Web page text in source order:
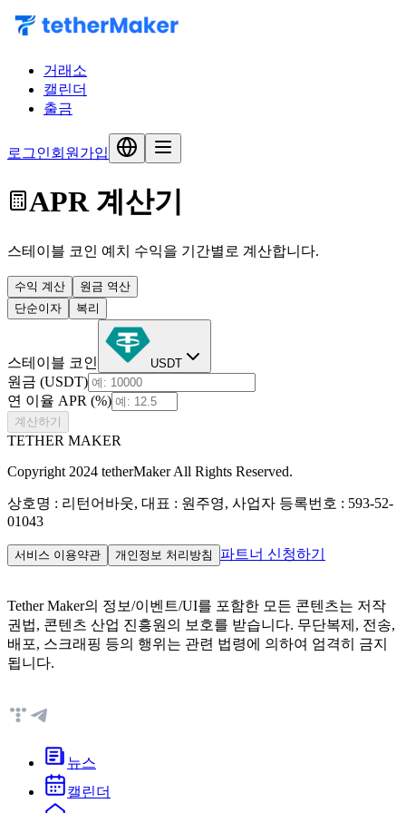
거래소
캘린더
출금
로그인회원가입
APR 계산기
스테이블 코인 예치 수익을 기간별로 계산합니다.
수익 계산
원금 역산
단순이자
복리
스테이블 코인 USDT
원금 (USDT)
연 이율 APR (%)
계산하기
TETHER MAKER
Copyright 2024 tetherMaker All Rights Reserved.
상호명 : 리턴어바웃, 대표 : 원주영, 사업자 등록번호 : 593-52-
01043
서비스 이용약관 개인정보 처리방침 파트너 신청하기
Tether Maker의 정보/이벤트/UI를 포함한 모든 콘텐츠는 저작
권법, 콘텐츠 산업 진흥원의 보호를 받습니다. 무단복제, 전송,
배포, 스크래핑 등의 행위는 관련 법령에 의하여 엄격히 금지
됩니다.
뉴스
캘린더